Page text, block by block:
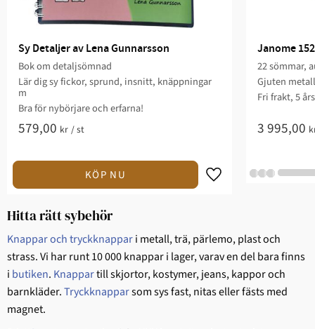
Sy Detaljer av Lena Gunnarsson
Bok om detaljsömnad
Lär dig sy fickor, sprund, insnitt, knäppningar
m
Bra för nybörjare och erfarna!
579,00 kr /st
Janome
22 sömmar,
Gjuten
Fri frakt, 5
3 995,00
Hitta rätt sybehör
Knappar och tryckknappari metall, trä, pärlemo, plast och
strass. Vi har runt 10 000 knappar i lager, varav en del bara finns
i butiken. Knappartill skjortor, kostymer, jeans, kappor och
barnkläder.Tryckknapparsom sys fast, nitas eller fästs med
magnet.